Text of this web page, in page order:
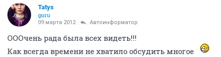
Tatys
guru
09 марта 2012 Автоинформатор
ОООчень рада была всех видеть!!!
Как всегда времени не хватило обсудить многое